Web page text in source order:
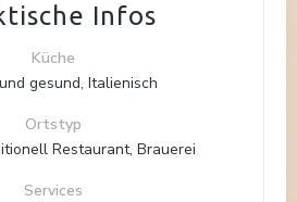
Infos
Küche
gesund, Italienisch
Ortstyp
Restaurant, Brauerei
Services